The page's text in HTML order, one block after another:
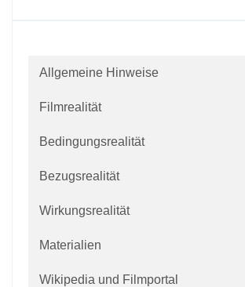
Allgemeine Hinweise
Filmrealität
Bedingungsrealität
Bezugsrealität
Wirkungsrealität
Materialien
Wikipedia und Filmportal